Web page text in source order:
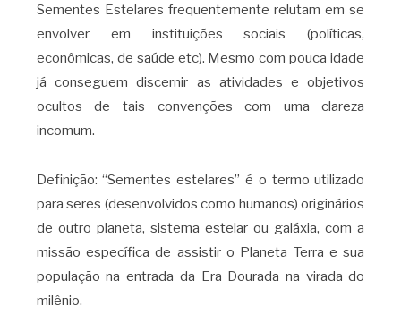
Sementes Estelares frequentemente relutam em se
envolver em instituições sociais (políticas,
econômicas, de saúde etc). Mesmo com pouca idade
já conseguem discernir as atividades e objetivos
ocultos de tais convenções com uma clareza
incomum.
Definição: “Sementes estelares” é o termo utilizado
para seres (desenvolvidos como humanos) originários
de outro planeta, sistema estelar ou galáxia, com a
missão específica de assistir o Planeta Terra e sua
população na entrada da Era Dourada na virada do
milênio.